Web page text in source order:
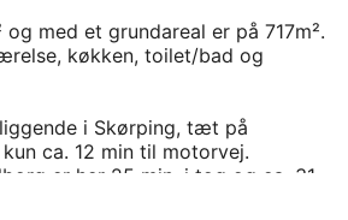
og med et grundareal er på 717m².
køkken, toilet/bad og
i Skørping, tæt på
ca. 12 min til motorvej.
er her 25 min. i tog og ca. 31